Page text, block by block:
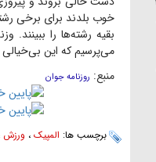
خوب بلدند برای برخی
بقیه رشته‌ها را
می‌پرسیم که این بی‌خیالی
منبع: روزنامه جوان
برچسب ها: المپیک، ورزش